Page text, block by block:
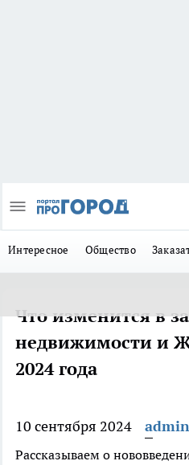
Интересное Общество
Что изменится в
недвижимости и
2024 года
10 сентября 2024
Рассказываем о